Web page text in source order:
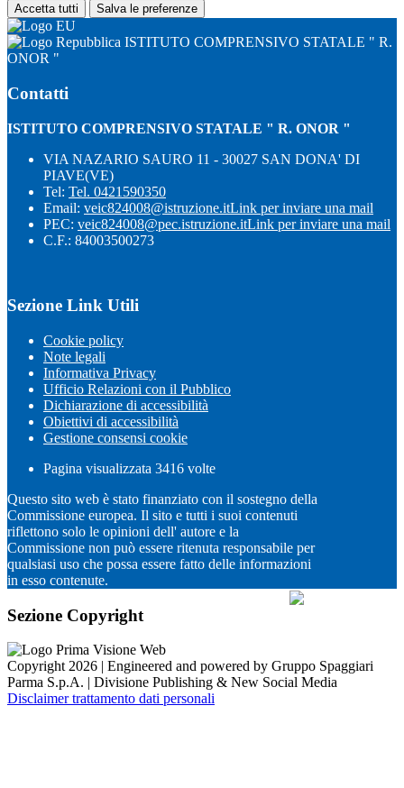
Accetta tutti Salva le preferenze
ISTITUTO COMPRENSIVO STATALE " R.
ONOR "
Contatti
ISTITUTO COMPRENSIVO STATALE " R. ONOR "
VIA NAZARIO SAURO 11 - 30027 SAN DONA' DI
PIAVE(VE)
Tel: Tel. 0421590350
Email: veic824008@istruzione.itLink per inviare una mail
PEC: veic824008@pec.istruzione.itLink per inviare una mail
C.F.: 84003500273
Sezione Link Utili
Cookie policy
Note legali
Informativa Privacy
Ufficio Relazioni con il Pubblico
Dichiarazione di accessibilità
Obiettivi di accessibilità
Gestione consensi cookie
Pagina visualizzata 3416 volte
Questo sito web è stato finanziato con il sostegno della
Commissione europea. Il sito e tutti i suoi contenuti
riflettono solo le opinioni dell' autore e la
Commissione non può essere ritenuta responsabile per
qualsiasi uso che possa essere fatto delle informazioni
in esso contenute.
Sezione Copyright
Copyright 2026 | Engineered and powered by Gruppo Spaggiari
Parma S.p.A. | Divisione Publishing & New Social Media
Disclaimer trattamento dati personali